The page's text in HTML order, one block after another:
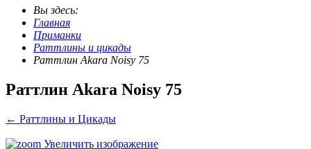
Вы здесь:
Главная
Приманки
Раттлины и цикады
Раттлин Akara Noisy 75
Раттлин Akara Noisy 75
← Раттлины и Цикады
Увеличить изображение